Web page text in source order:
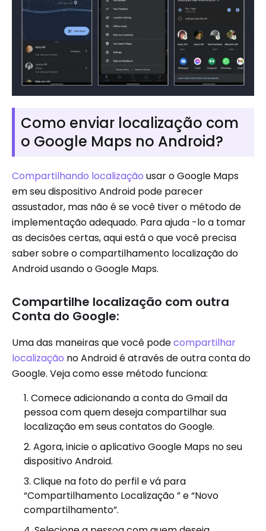
Como enviar localização com
o Google Maps no Android?
Compartilhando localização usar o Google Maps
em seu dispositivo Android pode parecer
assustador, mas não é se você tiver o método de
implementação adequado. Para ajuda -lo a tomar
as decisões certas, aqui está o que você precisa
saber sobre o compartilhamento localização do
Android usando o Google Maps.
Compartilhe localização com outra
Conta do Google:
Uma das maneiras que você podecompartilhar
localização no Android é através de outra conta do
Google. Veja como esse método funciona:
Comece adicionando a conta do Gmail da
pessoa com quem deseja compartilhar sua
localização em seus contatos do Google.
Agora, inicie o aplicativo Google Maps no seu
dispositivo Android.
Clique na foto do perfil e vá para
“Compartilhamento Localização ” e “Novo
compartilhamento”.